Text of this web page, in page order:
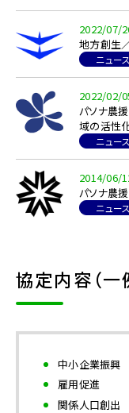
2022/07/
地方創生
ニュー
2022/02/
パソナ農
域の活性
ニュー
2014/06/
パソナ農
ニュー
協定内容（一
中小企業振興
雇用促進
関係人口創出